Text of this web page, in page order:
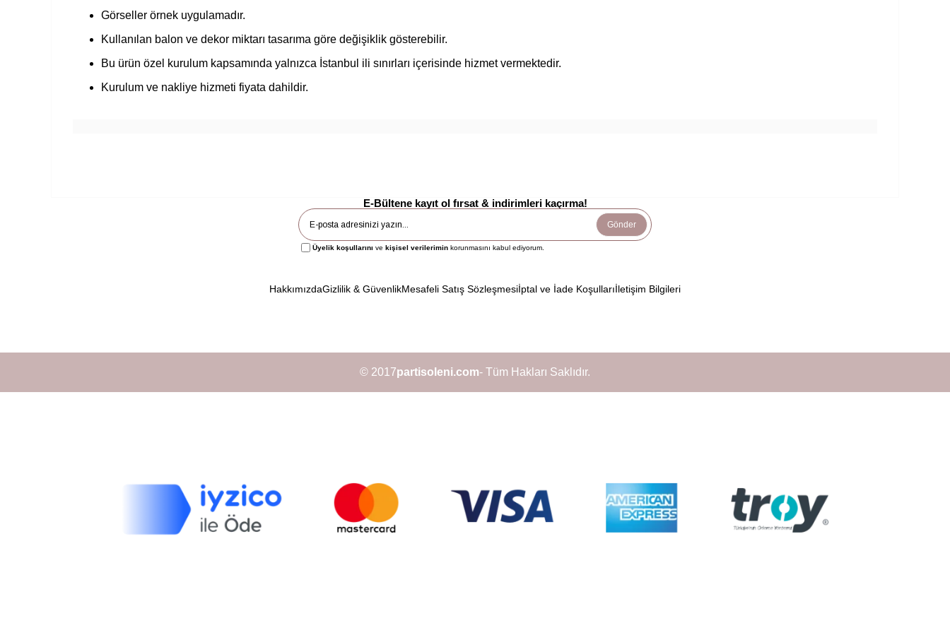
Görseller örnek uygulamadır.
Kullanılan balon ve dekor miktarı tasarıma göre değişiklik gösterebilir.
Bu ürün özel kurulum kapsamında yalnızca İstanbul ili sınırları içerisinde hizmet vermektedir.
Kurulum ve nakliye hizmeti fiyata dahildir.
E-Bültene kayıt ol fırsat & indirimleri kaçırma!
Gönder
Üyelik koşullarını ve kişisel verilerimin korunmasını kabul ediyorum.
HakkımızdaGizlilik & GüvenlikMesafeli Satış Sözleşmesiİptal ve İade Koşullarıİletişim Bilgileri
© 2017partisoleni.com- Tüm Hakları Saklıdır.